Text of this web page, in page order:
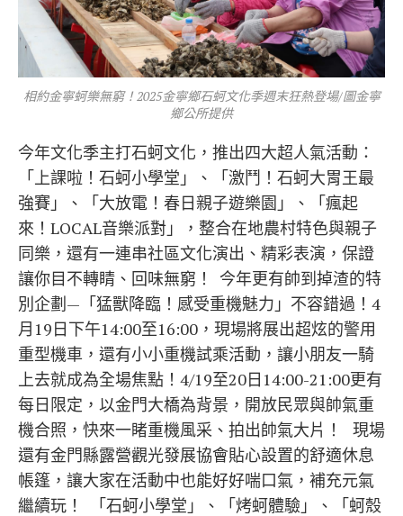
相約金寧蚵樂無窮！2025金寧鄉石蚵文化季週末狂熱登場/圖金寧
鄉公所提供
今年文化季主打石蚵文化，推出四大超人氣活動：
「上課啦！石蚵小學堂」、「激鬥！石蚵大胃王最
強賽」、「大放電！春日親子遊樂園」、「瘋起
來！LOCAL音樂派對」，整合在地農村特色與親子
同樂，還有一連串社區文化演出、精彩表演，保證
讓你目不轉睛、回味無窮！ 今年更有帥到掉渣的特
別企劃—「猛獸降臨！感受重機魅力」不容錯過！4
月19日下午14:00至16:00，現場將展出超炫的警用
重型機車，還有小小重機試乘活動，讓小朋友一騎
上去就成為全場焦點！4/19至20日14:00-21:00更有
每日限定，以金門大橋為背景，開放民眾與帥氣重
機合照，快來一睹重機風采、拍出帥氣大片！ 現場
還有金門縣露營觀光發展協會貼心設置的舒適休息
帳篷，讓大家在活動中也能好好喘口氣，補充元氣
繼續玩！ 「石蚵小學堂」、「烤蚵體驗」、「蚵殼